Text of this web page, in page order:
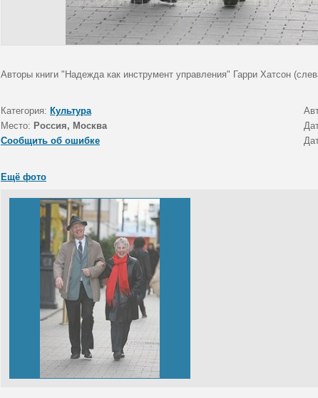
Авторы книги "Надежда как инструмент управления" Гарри Хатсон
Категория: Культура
Место: Россия, Москва
Сообщить об ошибке
Ещё фото